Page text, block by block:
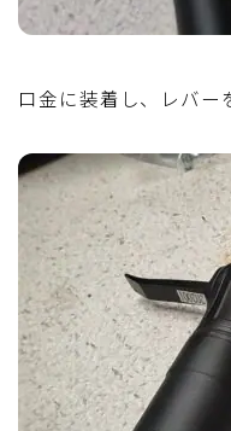
口金に装着し、レバー